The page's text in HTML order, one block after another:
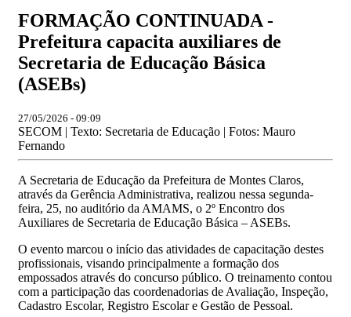
FORMAÇÃO CONTINUADA -
Prefeitura capacita auxiliares de
Secretaria de Educação Básica
(ASEBs)
27/05/2026 - 09:09
SECOM | Texto: Secretaria de Educação | Fotos: Mauro
Fernando
A Secretaria de Educação da Prefeitura de Montes Claros,
através da Gerência Administrativa, realizou nessa segunda-
feira, 25, no auditório da AMAMS, o 2º Encontro dos
Auxiliares de Secretaria de Educação Básica – ASEBs.
O evento marcou o início das atividades de capacitação destes
profissionais, visando principalmente a formação dos
empossados através do concurso público. O treinamento contou
com a participação das coordenadorias de Avaliação, Inspeção,
Cadastro Escolar, Registro Escolar e Gestão de Pessoal.